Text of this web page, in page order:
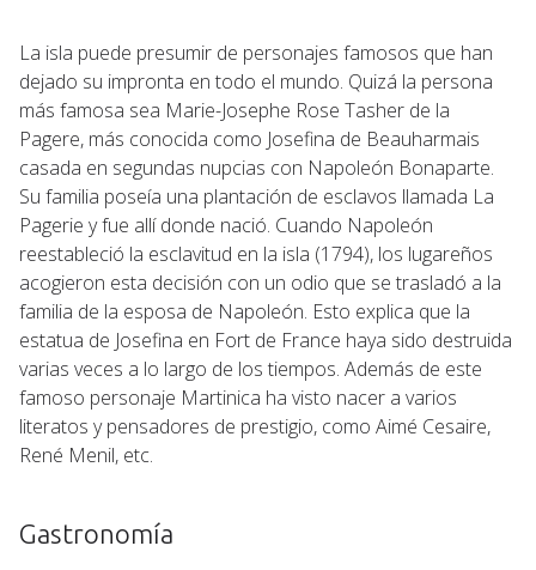
La isla puede presumir de personajes famosos que han
dejado su impronta en todo el mundo. Quizá la persona
más famosa sea Marie-Josephe Rose Tasher de la
Pagere, más conocida como Josefina de Beauharmais
casada en segundas nupcias con Napoleón Bonaparte.
Su familia poseía una plantación de esclavos llamada La
Pagerie y fue allí donde nació. Cuando Napoleón
reestableció la esclavitud en la isla (1794), los lugareños
acogieron esta decisión con un odio que se trasladó a la
familia de la esposa de Napoleón. Esto explica que la
estatua de Josefina en Fort de France haya sido destruida
varias veces a lo largo de los tiempos. Además de este
famoso personaje Martinica ha visto nacer a varios
literatos y pensadores de prestigio, como Aimé Cesaire,
René Menil, etc.
Gastronomía